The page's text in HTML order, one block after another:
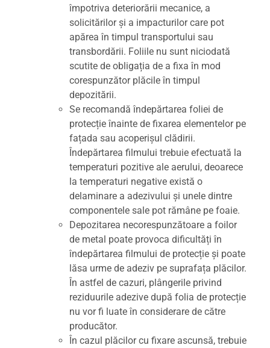
împotriva deteriorării mecanice, a
solicitărilor și a impacturilor care pot
apărea în timpul transportului sau
transbordării. Foliile nu sunt niciodată
scutite de obligația de a fixa în mod
corespunzător plăcile în timpul
depozitării.
Se recomandă îndepărtarea foliei de
protecție înainte de fixarea elementelor pe
fațada sau acoperișul clădirii.
Îndepărtarea filmului trebuie efectuată la
temperaturi pozitive ale aerului, deoarece
la temperaturi negative există o
delaminare a adezivului și unele dintre
componentele sale pot rămâne pe foaie.
Depozitarea necorespunzătoare a foilor
de metal poate provoca dificultăți în
îndepărtarea filmului de protecție și poate
lăsa urme de adeziv pe suprafața plăcilor.
În astfel de cazuri, plângerile privind
reziduurile adezive după folia de protecție
nu vor fi luate în considerare de către
producător.
În cazul plăcilor cu fixare ascunsă, trebuie